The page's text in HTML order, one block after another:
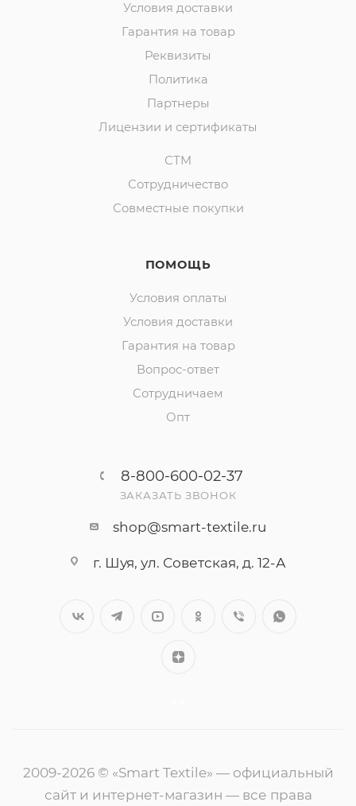
Условия доставки
Гарантия на товар
Реквизиты
Политика
Партнеры
Лицензии и сертификаты
СТМ
Сотрудничество
Совместные покупки
ПОМОЩЬ
Условия оплаты
Условия доставки
Гарантия на товар
Вопрос-ответ
Сотрудничаем
Опт
8-800-600-02-37
ЗАКАЗАТЬ ЗВОНОК
shop@smart-textile.ru
г. Шуя, ул. Советская, д. 12-А
2009-2026 © «Smart Textile» — официальный
сайт и интернет-магазин — все права